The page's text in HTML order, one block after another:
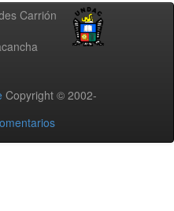
Carrión
Copyright © 2002-